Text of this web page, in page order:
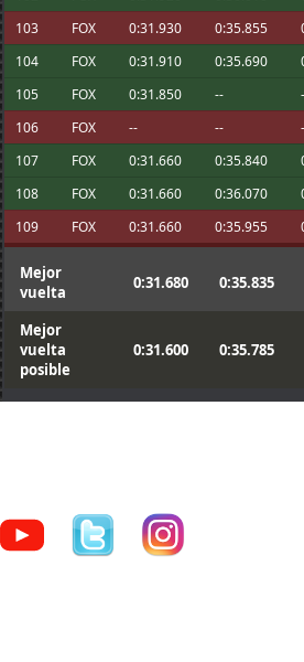
Maxxis:
@johneysvk We will continue fighting in
championships, thank you for being a
Aritz
funcionó!
System01.54
Mine tends to say the same too, but
something xD
103
FOX 0:31.930 0:35.855
104
FOX 0:31.910 0:35.690
105
FOX 0:31.850 --
106
FOX -- --
107
FOX 0:31.660 0:35.840
108
FOX 0:31.660 0:36.070
109
FOX 0:31.660 0:35.955
Mejor
vuelta
0:31.680 0:35.835
Mejor
vuelta
posible
0:31.600 0:35.785